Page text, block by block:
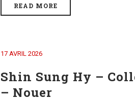
READ MORE
17 AVRIL 2026
Shin Sung Hy –
– Nouer